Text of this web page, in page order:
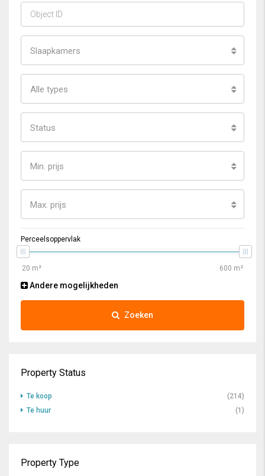
Slaapkamers
Alle types
Status
Min. prijs
Max. prijs
Perceelsoppervlak
Andere mogelijkheden
Zoeken
Property Status
Te koop
(214)
Te huur
(1)
Property Type